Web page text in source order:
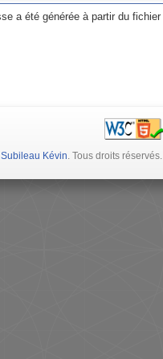
a été générée à partir du
Subileau Kévin. Tous droits